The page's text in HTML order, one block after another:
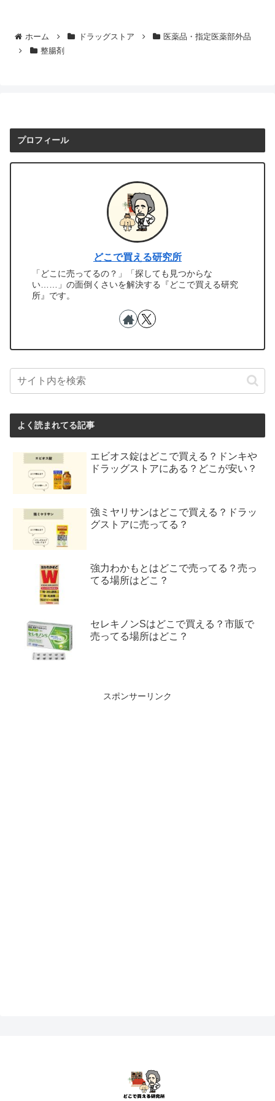
ホーム ドラッグストア
医薬品・指定医薬部外品
整腸剤
プロフィール
どこで買える研究所
「どこに売ってるの？」「探しても見つからな
い……」の面倒くさいを解決する『どこで買える研究
所』です。
よく読まれてる記事
エビオス錠はどこで買える？ドンキや
ドラッグストアにある？どこが安い？
強ミヤリサンはどこで買える？ドラッ
グストアに売ってる？
強力わかもとはどこで売ってる？売っ
てる場所はどこ？
セレキノンSはどこで買える？市販で
売ってる場所はどこ？
スポンサーリンク